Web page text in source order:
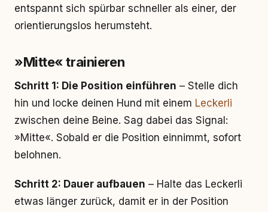
entspannt sich spürbar schneller als einer, der
orientierungslos herumsteht.
»Mitte« trainieren
Schritt 1: Die Position einführen – Stelle dich
hin und locke deinen Hund mit einem Leckerli
zwischen deine Beine. Sag dabei das Signal:
»Mitte«. Sobald er die Position einnimmt, sofort
belohnen.
Schritt 2: Dauer aufbauen – Halte das Leckerli
etwas länger zurück, damit er in der Position